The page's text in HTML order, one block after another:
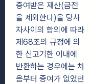
증여받은 재산(금전
을 제외한다)을 당사
자사이의 합의에 따라
제68조의 규정에 의
한 신고기한 이내에
반환하는 경우에는 처
음부터 증여가 없었던